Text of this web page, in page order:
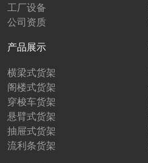
工厂设备
公司资质
产品展示
横梁式货架
阁楼式货架
穿梭车货架
悬臂式货架
抽屉式货架
流利条货架